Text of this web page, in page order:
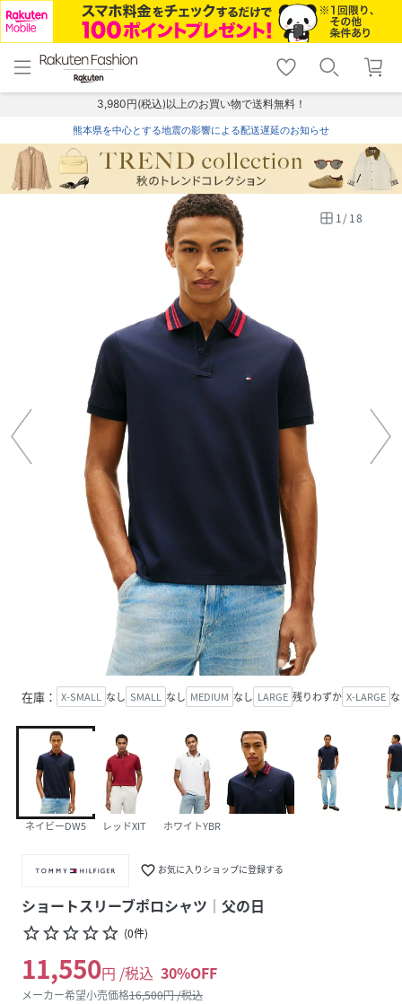
menu home
トップ
shopping_cart lock_outline
ログイン
3,980円(税込)以上のお買い物で送料無料！
熊本県を中心とする地震の影響による配送遅延のお知らせ
1/18
在庫： X-SMALL なし SMALL なし MEDIUM なし LARGE 残りわずか X-LARGE
ネイビーDW5 レッドXIT ホワイトYBR
favorite_border お気に入りショップに登録する
ショートスリーブポロシャツ│父の日
star_borderstar_borderstar_borderstar_borderstar_border (0件)
11,550円 /税込 30%OFF
メーカー希望小売価格16,500円 /税込